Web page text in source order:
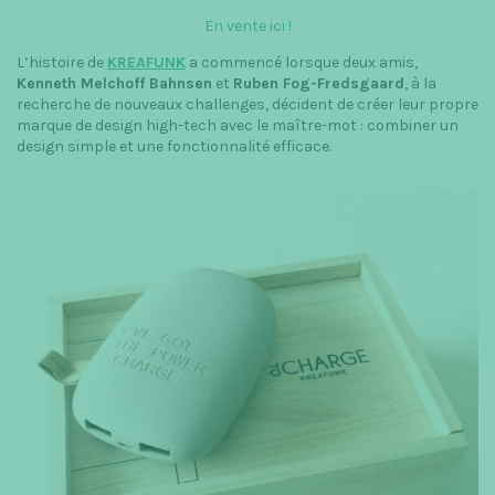
En vente ici !
L’histoire de KREAFUNK a commencé lorsque deux amis,
Kenneth Melchoff Bahnsen et Ruben Fog-Fredsgaard, à la
recherche de nouveaux challenges, décident de créer leur propre
marque de design high-tech avec le maître-mot : combiner un
design simple et une fonctionnalité efficace.